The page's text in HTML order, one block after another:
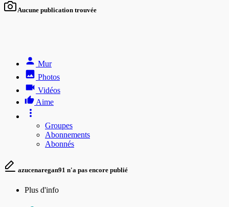
Aucune publication trouvée
Mur
Photos
Vidéos
Aime
Groupes
Abonnements
Abonnés
azucenaregan91 n'a pas encore publié
Plus d'info